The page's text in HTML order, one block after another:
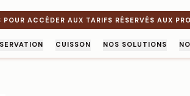
ACCÉDER AUX TARIFS RÉSERVÉS AUX
CUISSON NOS SOLUTIONS